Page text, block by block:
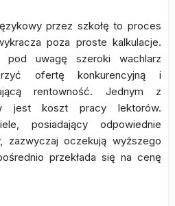
przez szkołę to proces
poza proste kalkulacje.
pod uwagę szeroki wachlarz
ofertę konkurencyjną i
rentowność. Jednym z
jest koszt pracy lektorów.
posiadający odpowiednie
zazwyczaj oczekują wyższego
przekłada się na cenę